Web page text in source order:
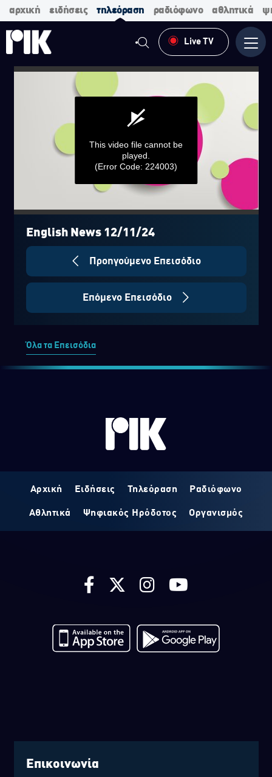
αρχική ειδήσεις τηλεόραση ραδιόφωνο αθλητικά
Live TV
0
seconds
seconds
This video file cannot be
played.
(Error Code: 224003)
English News 12/11/24
Προηγούμενο Επεισόδιο
Επόμενο Επεισόδιο
Όλα τα Επεισόδια
Αρχική Ειδήσεις Τηλεόραση Ραδιόφωνο
Αθλητικά Ψηφιακός Ηρόδοτος Οργανισμός
Επικοινωνία